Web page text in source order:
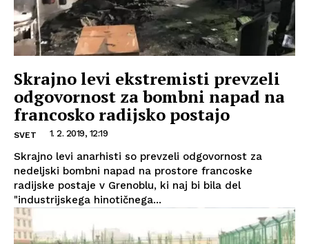
Skrajno levi ekstremisti prevzeli
odgovornost za bombni napad na
francosko radijsko postajo
SVET 1. 2. 2019, 12:19
Skrajno levi anarhisti so prevzeli odgovornost za
nedeljski bombni napad na prostore francoske
radijske postaje v Grenoblu, ki naj bi bila del
"industrijskega hinotičnega...